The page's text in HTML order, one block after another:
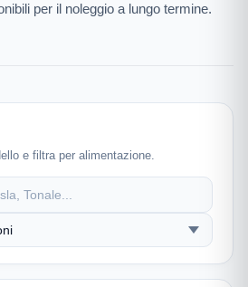
per il noleggio a lungo termine.
e filtra per alimentazione.